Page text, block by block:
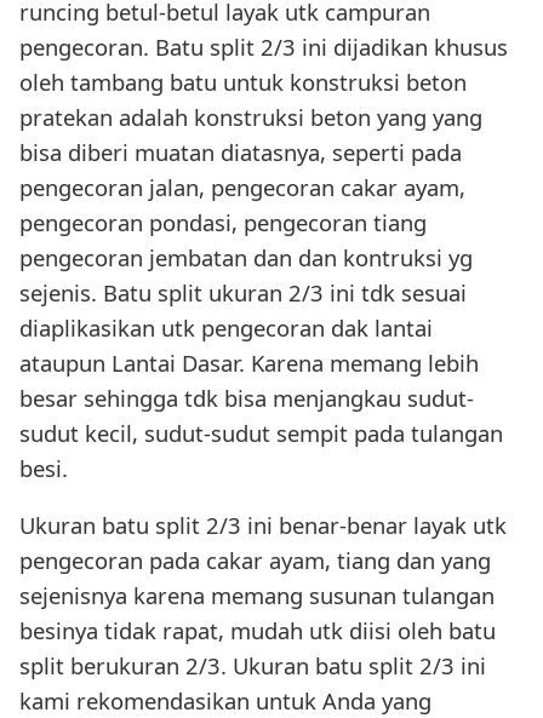
runcing betul-betul layak utk campuran
pengecoran. Batu split 2/3 ini dijadikan khusus
oleh tambang batu untuk konstruksi beton
pratekan adalah konstruksi beton yang yang
bisa diberi muatan diatasnya, seperti pada
pengecoran jalan, pengecoran cakar ayam,
pengecoran pondasi, pengecoran tiang
pengecoran jembatan dan dan kontruksi yg
sejenis. Batu split ukuran 2/3 ini tdk sesuai
diaplikasikan utk pengecoran dak lantai
ataupun Lantai Dasar. Karena memang lebih
besar sehingga tdk bisa menjangkau sudut-
sudut kecil, sudut-sudut sempit pada tulangan
besi.
Ukuran batu split 2/3 ini benar-benar layak utk
pengecoran pada cakar ayam, tiang dan yang
sejenisnya karena memang susunan tulangan
besinya tidak rapat, mudah utk diisi oleh batu
split berukuran 2/3. Ukuran batu split 2/3 ini
kami rekomendasikan untuk Anda yang